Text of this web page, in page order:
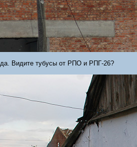
Видите тубусы от РПО и РПГ-26?